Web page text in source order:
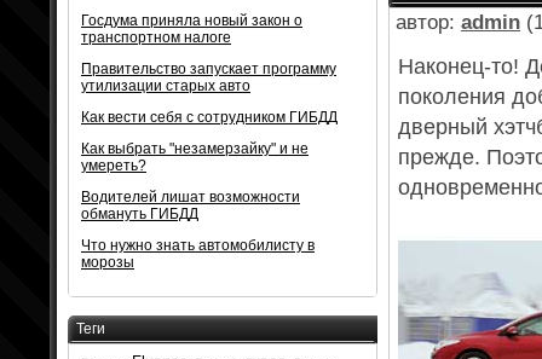
автор: admin
Наконец-то!
поколения
дверный
прежде.
Госдума приняла новый закон о
транспортном налоге
Правительство запускает программу
утилизации старых авто
Как вести себя с сотрудником ГИБДД
Как выбрать "незамерзайку" и не
умереть?
Водителей лишат возможности
обмануть ГИБДД
Что нужно знать автомобилисту в
морозы
Теги